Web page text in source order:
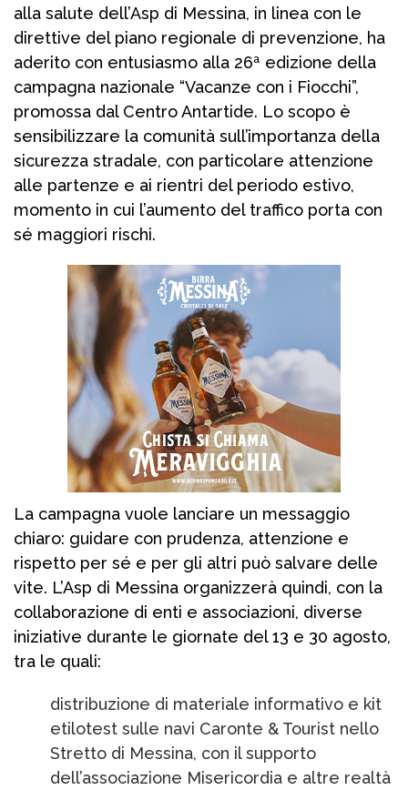
alla salute dell’Asp di Messina, in linea con le
direttive del piano regionale di prevenzione, ha
aderito con entusiasmo alla 26ª edizione della
campagna nazionale “Vacanze con i Fiocchi”,
promossa dal Centro Antartide. Lo scopo è
sensibilizzare la comunità sull’importanza della
sicurezza stradale, con particolare attenzione
alle partenze e ai rientri del periodo estivo,
momento in cui l’aumento del traffico porta con
sé maggiori rischi.
La campagna vuole lanciare un messaggio
chiaro: guidare con prudenza, attenzione e
rispetto per sé e per gli altri può salvare delle
vite. L’Asp di Messina organizzerà quindi, con la
collaborazione di enti e associazioni, diverse
iniziative durante le giornate del 13 e 30 agosto,
tra le quali:
distribuzione di materiale informativo e kit
etilotest sulle navi Caronte & Tourist nello
Stretto di Messina, con il supporto
dell’associazione Misericordia e altre realtà